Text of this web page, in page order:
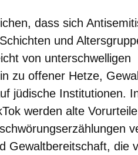
dass sich
und
von unterschwelligen
zu offener Hetze,
jüdische Institutionen.
werden alte Vorurteile
Gewaltbereitschaft, die